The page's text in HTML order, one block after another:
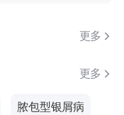
更多
更多
脓包型银屑病